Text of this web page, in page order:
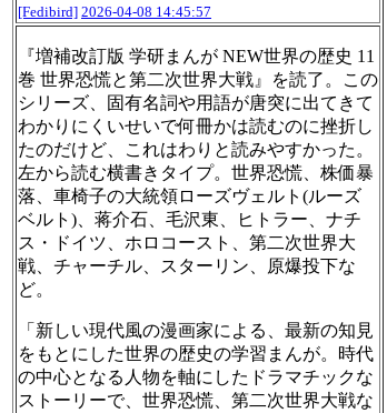
[Fedibird] 2026-04-08 14:45:57
『増補改訂版 学研まんが NEW世界の歴史 11
巻 世界恐慌と第二次世界大戦』を読了。この
シリーズ、固有名詞や用語が唐突に出てきて
わかりにくいせいで何冊かは読むのに挫折し
たのだけど、これはわりと読みやすかった。
左から読む横書きタイプ。世界恐慌、株価暴
落、車椅子の大統領ローズヴェルト(ルーズ
ベルト)、蒋介石、毛沢東、ヒトラー、ナチ
ス・ドイツ、ホロコースト、第二次世界大
戦、チャーチル、スターリン、原爆投下な
ど。
「新しい現代風の漫画家による、最新の知見
をもとにした世界の歴史の学習まんが。時代
の中心となる人物を軸にしたドラマチックな
ストーリーで、世界恐慌、第二次世界大戦な